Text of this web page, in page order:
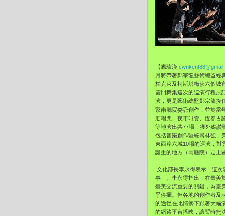
【應瑋漢
月將帶著鄭宗龍藝術總監經
柏克萊及柯斯塔梅莎六個城
雲門舞集這次的巡演行程原
演，更是藝術總監鄭宗龍接
家兩廳院委託創作，並於當
廟唱咒、夜市叫賣、恆春古
等地演出共77場，獲外媒讚
包括音樂創作暨統籌林強、
東西岸六城10場的巡演，對
誕生的地方（兩廳院）走上
文化部長李永得表示，這
事」。李永得指出，在臺美
臺美交流重要的關鍵，為臺
乎停擺。但各地的創作者及
的途徑在此情勢下跟著大幅
的網路平台播映，讓暫時無